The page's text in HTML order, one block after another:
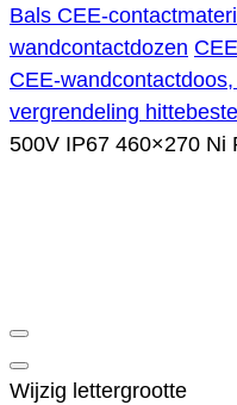
Bals CEE-
wandcontactdozen
CEE-
vergrendeling
500V IP67 460×270 Ni
Wijzig lettergrootte